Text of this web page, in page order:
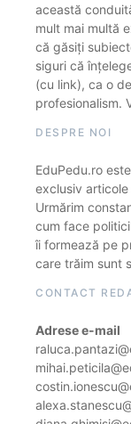
această
mult mai multă
că găsiți
siguri că
(cu link), ca o
profesionalism.
DESPRE NOI
EduPedu.ro
exclusiv
Urmărim
cum face
îi formează pe
care trăim sunt
CONTACT
Adrese e-mail